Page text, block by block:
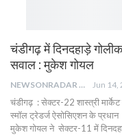
चंडीगढ़ में दिनदहाड़े
सवाल : मुकेश गोयल
NEWSONRADAR BUREAU Jun 14,
चंडीगढ़ : सेक्टर-22 शास्त्री मार्केट
स्मॉल ट्रेडर्ज ऐसोसिएशन के प्रधान
मुकेश गोयल ने सेक्टर-11 में